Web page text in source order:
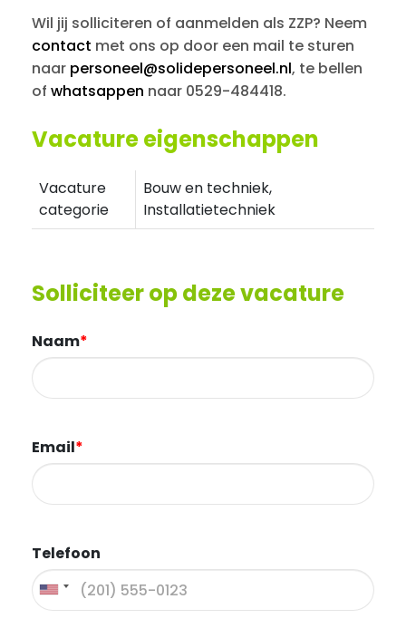
Wil jij solliciteren of aanmelden als ZZP? Neem
contact met ons op door een mail te sturen
naar personeel@solidepersoneel.nl, te bellen
of whatsappen naar 0529-484418.
Vacature eigenschappen
Vacature
categorie
Bouw en techniek,
Installatietechniek
Solliciteer op deze vacature
Naam*
Email*
Telefoon